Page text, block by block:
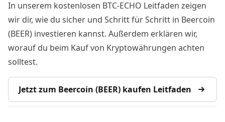
In unserem kostenlosen BTC-ECHO Leitfaden zeigen
wir dir, wie du sicher und Schritt für Schritt in Beercoin
(BEER) investieren kannst. Außerdem erklären wir,
worauf du beim Kauf von Kryptowährungen achten
solltest.
Jetzt zum Beercoin (BEER) kaufen Leitfaden